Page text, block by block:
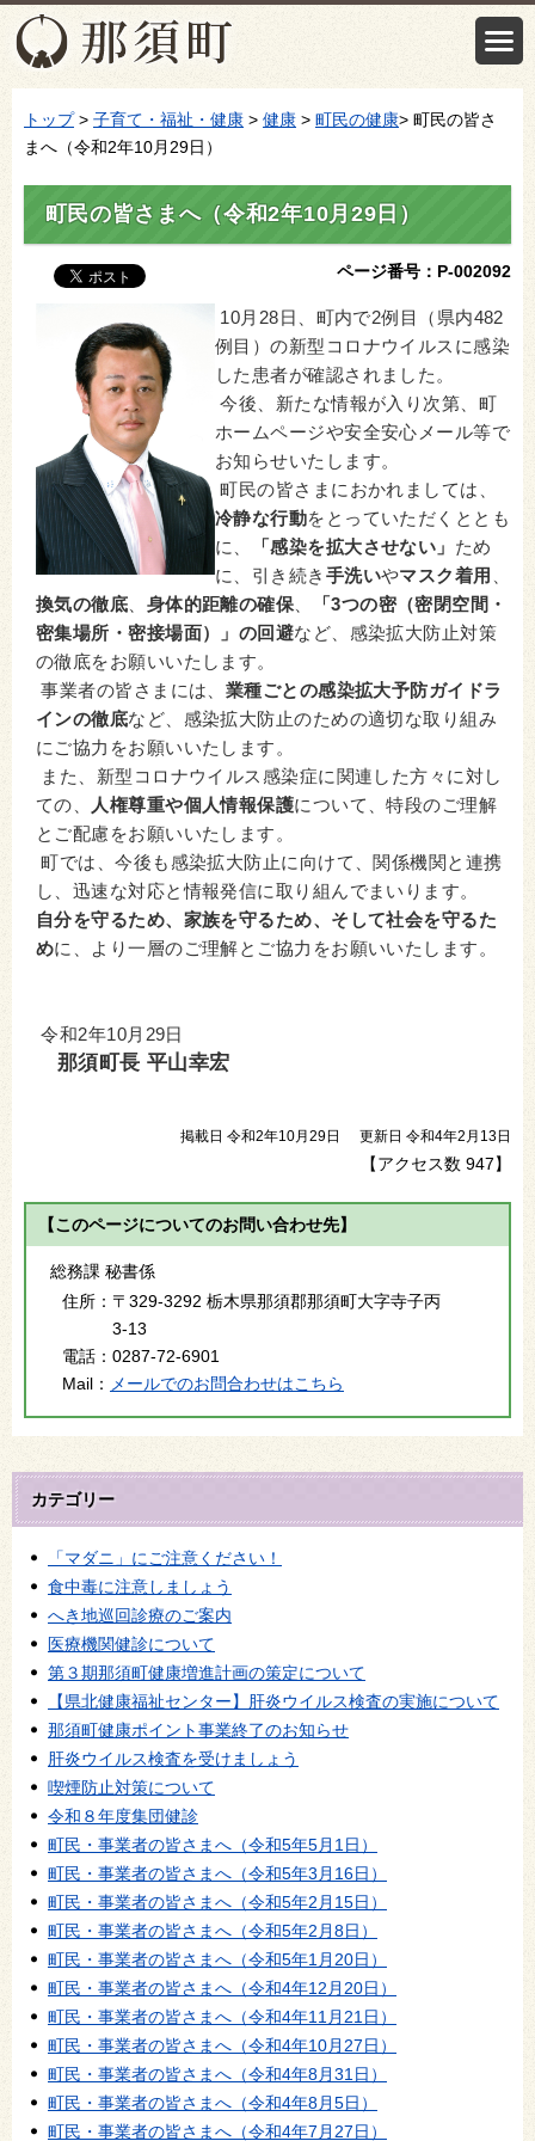
トップ> 子育て・福祉・健康 > 健康 > 町民の健康> 町民の皆さ
まへ（令和2年10月29日）
町民の皆さまへ（令和2年10月29日）
ページ番号：P-002092
10月28日、町内で2例目（県内482
例目）の新型コロナウイルスに感染
した患者が確認されました。
今後、新たな情報が入り次第、町
ホームページや安全安心メール等で
お知らせいたします。
町民の皆さまにおかれましては、
冷静な行動をとっていただくととも
に、
「感染を拡大させない」 ため
に、引き続き 手洗いやマスク着用
換気の徹底
身体的距離の確保
「3つの密（密閉空間・
密集場所・密接場面）」の回避など、感染拡大防止対策
の徹底をお願いいたします。
事業者の皆さまには、 業種ごとの感染拡大予防ガイドラ
インの徹底など、感染拡大防止のための適切な取り組み
にご協力をお願いいたします。
また、新型コロナウイルス感染症に関連した方々に対し
ての、
人権尊重や個人情報保護について、特段のご理解
とご配慮をお願いいたします。
町では、今後も感染拡大防止に向けて、関係機関と連携
し、迅速な対応と情報発信に取り組んでまいります。
自分を守るため、家族を守るため、そして社会を守るた
めに、より一層のご理解とご協力をお願いいたします。
令和2年10月29日
那須町長 平山幸宏
掲載日 令和2年10月29日 更新日 令和4年2月13日
【アクセス数 947】
【このページについてのお問い合わせ先】
総務課 秘書係
住所： 〒329-3292 栃木県那須郡那須町大字寺子丙
3-13
電話： 0287-72-6901
Mail：
メールでのお問合わせはこちら
カテゴリー
「マダニ」にご注意ください！
食中毒に注意しましょう
へき地巡回診療のご案内
医療機関健診について
第３期那須町健康増進計画の策定について
【県北健康福祉センター】肝炎ウイルス検査の実施について
那須町健康ポイント事業終了のお知らせ
肝炎ウイルス検査を受けましょう
喫煙防止対策について
令和８年度集団健診
町民・事業者の皆さまへ（令和5年5月1日）
町民・事業者の皆さまへ（令和5年3月16日）
町民・事業者の皆さまへ（令和5年2月15日）
町民・事業者の皆さまへ（令和5年2月8日）
町民・事業者の皆さまへ（令和5年1月20日）
町民・事業者の皆さまへ（令和4年12月20日）
町民・事業者の皆さまへ（令和4年11月21日）
町民・事業者の皆さまへ（令和4年10月27日）
町民・事業者の皆さまへ（令和4年8月31日）
町民・事業者の皆さまへ（令和4年8月5日）
町民・事業者の皆さまへ（令和4年7月27日）